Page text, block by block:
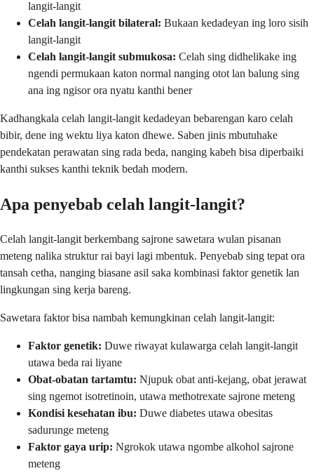
langit-langit
Celah langit-langit bilateral: Bukaan kedadeyan ing loro sisih
langit-langit
Celah langit-langit submukosa: Celah sing didhelikake ing
ngendi permukaan katon normal nanging otot lan balung sing
ana ing ngisor ora nyatu kanthi bener
Kadhangkala celah langit-langit kedadeyan bebarengan karo celah
bibir, dene ing wektu liya katon dhewe. Saben jinis mbutuhake
pendekatan perawatan sing rada beda, nanging kabeh bisa diperbaiki
kanthi sukses kanthi teknik bedah modern.
Apa penyebab celah langit-langit?
Celah langit-langit berkembang sajrone sawetara wulan pisanan
meteng nalika struktur rai bayi lagi mbentuk. Penyebab sing tepat ora
tansah cetha, nanging biasane asil saka kombinasi faktor genetik lan
lingkungan sing kerja bareng.
Sawetara faktor bisa nambah kemungkinan celah langit-langit:
Faktor genetik: Duwe riwayat kulawarga celah langit-langit
utawa beda rai liyane
Obat-obatan tartamtu: Njupuk obat anti-kejang, obat jerawat
sing ngemot isotretinoin, utawa methotrexate sajrone meteng
Kondisi kesehatan ibu: Duwe diabetes utawa obesitas
sadurunge meteng
Faktor gaya urip: Ngrokok utawa ngombe alkohol sajrone
meteng